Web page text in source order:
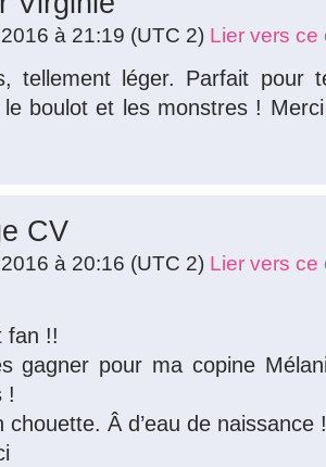
à 21:19 (UTC 2) Lier vers ce
tellement léger. Parfait pour
boulot et les monstres !
CV
à 20:16 (UTC 2) Lier vers ce
fan !!
gagner pour ma copine
!
chouette. Â d’eau de naissance !